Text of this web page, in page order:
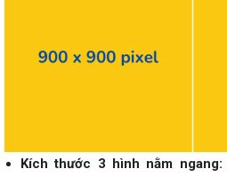
Kích thước 3 hình nằm ngang: